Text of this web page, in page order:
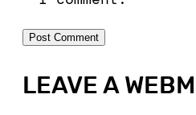
LEAVE A